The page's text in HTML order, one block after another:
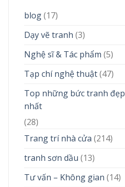
blog(17)
Dạy vẽ tranh (3)
Nghệ sĩ & Tác phẩm (5)
Tạp chí nghệ thuật(47)
Top những bức tranh đẹp
nhất
(28)
Trang trí nhà cửa (214)
tranh sơn dầu (13)
Tư vấn – Không gian (14)